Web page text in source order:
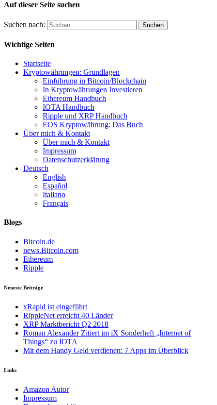
Auf dieser Seite suchen
Suchen nach:
Wichtige Seiten
Startseite
Kryptowährungen: Grundlagen
Einführung in Bitcoin/Blockchain
In Kryptowährungen Investieren
Ethereum Handbuch
IOTA Handbuch
Ripple und XRP Handbuch
EOS Kryptowährung: Das Buch
Über mich & Kontakt
Über mich & Kontakt
Impressum
Datenschutzerklärung
Deutsch
English
Español
Italiano
Français
Blogs
Bitcoin.de
news.Bitcoin.com
Ethereum
Ripple
Neueste Beiträge
xRapid ist eingeführt
RippleNet erreicht 40 Länder
XRP Marktbericht Q2 2018
Roman Alexander Zitiert im iX Sonderheft „Internet of
Things“ zu IOTA
Mit dem Handy Geld verdienen: 7 Apps im Überblick
Links
Amazon Autor
Impressum